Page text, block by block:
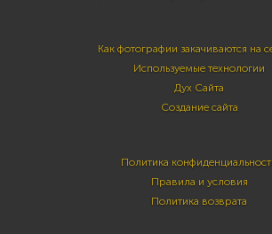
Как фотографии закачиваются на
Используемые технологии
Дух Сайта
Создание сайта
Политика
Правила и условия
Политика возврата